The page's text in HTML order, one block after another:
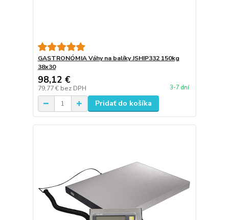
GASTRONÓMIA Váhy na balíky JSHIP332 150kg
38x30
98,12 €
79,77 € bez DPH 3-7 dní
Pridať do košíka